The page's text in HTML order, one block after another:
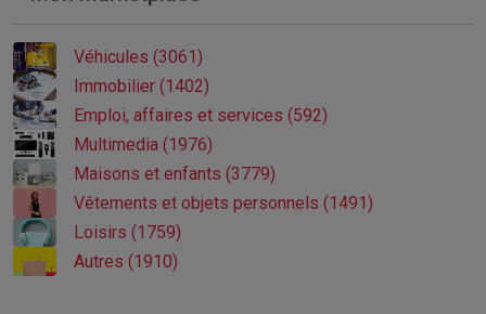
Véhicules (3061)
Immobilier (1402)
Emploi, affaires et services (592)
Multimedia (1976)
Maisons et enfants (3779)
Vêtements et objets personnels (1491)
Loisirs (1759)
Autres (1910)